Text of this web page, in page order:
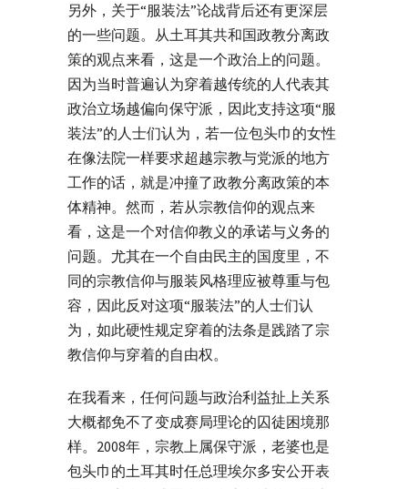
另外，关于“服装法”论战背后还有更深层
的一些问题。从土耳其共和国政教分离政
策的观点来看，这是一个政治上的问题。
因为当时普遍认为穿着越传统的人代表其
政治立场越偏向保守派，因此支持这项“服
装法”的人士们认为，若一位包头巾的女性
在像法院一样要求超越宗教与党派的地方
工作的话，就是冲撞了政教分离政策的本
体精神。然而，若从宗教信仰的观点来
看，这是一个对信仰教义的承诺与义务的
问题。尤其在一个自由民主的国度里，不
同的宗教信仰与服装风格理应被尊重与包
容，因此反对这项“服装法”的人士们认
为，如此硬性规定穿着的法条是践踏了宗
教信仰与穿着的自由权。
在我看来，任何问题与政治利益扯上关系
大概都免不了变成赛局理论的囚徒困境那
样。2008年，宗教上属保守派，老婆也是
包头巾的土耳其时任总理埃尔多安公开表